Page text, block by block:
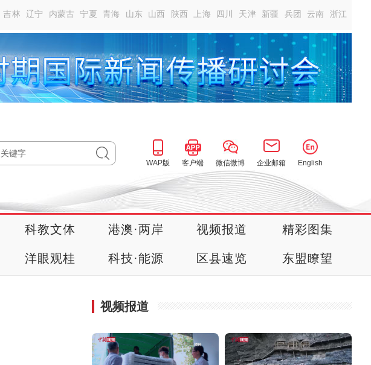
吉林 辽宁 内蒙古 宁夏 青海 山东 山西 陕西 上海 四川 天津 新疆 兵团 云南 浙江
WAP版 客户端 微信微博 企业邮箱 English
科教文体 港澳·两岸 视频报道 精彩图集
洋眼观桂 科技·能源 区县速览 东盟瞭望
视频报道